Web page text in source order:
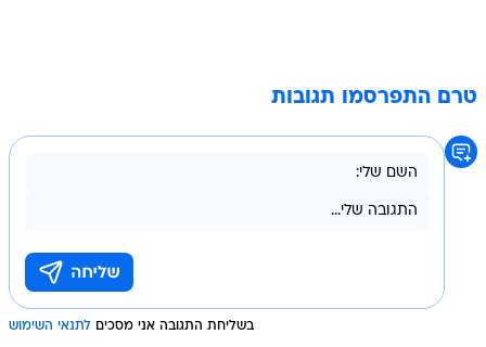
טרם התפרסמו תגובות
בשליחת התגובה אני מסכים לתנאי השימוש